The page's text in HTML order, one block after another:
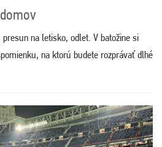
na letisko, odlet. V batožine si
na ktorú budete rozprávať dlhé